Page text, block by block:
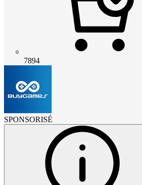
7894
SPONSORISÉ